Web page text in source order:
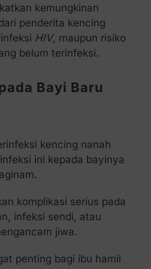
kemungkinan
penderita kencing
HIV, maupun risiko
belum terinfeksi.
Bayi Baru
kencing nanah
ini kepada bayinya
komplikasi serius pada
infeksi sendi, atau
jiwa.
penting bagi ibu hamil